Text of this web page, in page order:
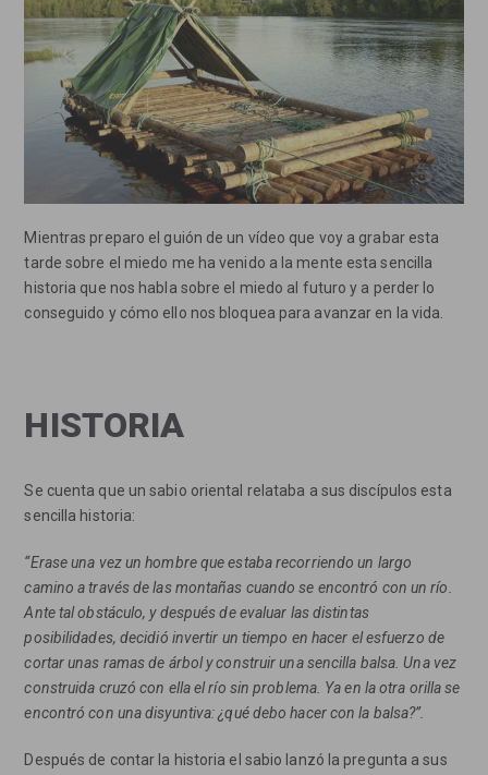
Mientras preparo el guión de un vídeo que voy a grabar esta
tarde sobre el miedo me ha venido a la mente esta sencilla
historia que nos habla sobre el miedo al futuro y a perder lo
conseguido y cómo ello nos bloquea para avanzar en la vida.
HISTORIA
Se cuenta que un sabio oriental relataba a sus discípulos esta
sencilla historia:
“Erase una vez un hombre que estaba recorriendo un largo
camino a través de las montañas cuando se encontró con un río.
Ante tal obstáculo, y después de evaluar las distintas
posibilidades, decidió invertir un tiempo en hacer el esfuerzo de
cortar unas ramas de árbol y construir una sencilla balsa. Una vez
construida cruzó con ella el río sin problema. Ya en la otra orilla se
encontró con una disyuntiva: ¿qué debo hacer con la balsa?”.
Después de contar la historia el sabio lanzó la pregunta a sus